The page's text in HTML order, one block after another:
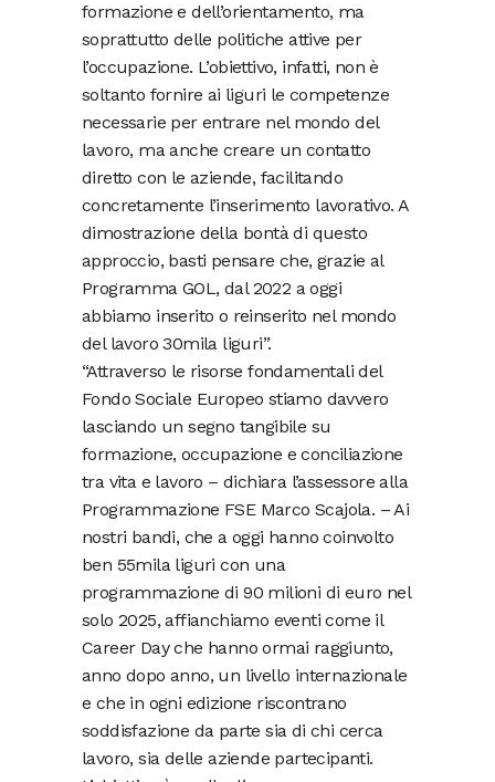
formazione e dell’orientamento, ma
soprattutto delle politiche attive per
l’occupazione. L’obiettivo, infatti, non è
soltanto fornire ai liguri le competenze
necessarie per entrare nel mondo del
lavoro, ma anche creare un contatto
diretto con le aziende, facilitando
concretamente l’inserimento lavorativo. A
dimostrazione della bontà di questo
approccio, basti pensare che, grazie al
Programma GOL, dal 2022 a oggi
abbiamo inserito o reinserito nel mondo
del lavoro 30mila liguri”.
“Attraverso le risorse fondamentali del
Fondo Sociale Europeo stiamo davvero
lasciando un segno tangibile su
formazione, occupazione e conciliazione
tra vita e lavoro – dichiara l’assessore alla
Programmazione FSE Marco Scajola. – Ai
nostri bandi, che a oggi hanno coinvolto
ben 55mila liguri con una
programmazione di 90 milioni di euro nel
solo 2025, affianchiamo eventi come il
Career Day che hanno ormai raggiunto,
anno dopo anno, un livello internazionale
e che in ogni edizione riscontrano
soddisfazione da parte sia di chi cerca
lavoro, sia delle aziende partecipanti.